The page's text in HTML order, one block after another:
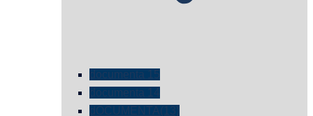
documenta 15
documenta 14
dOCUMENTA(13)